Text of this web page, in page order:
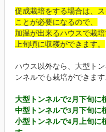
促成栽培をする場合は、
ことが必要になるので、
加温が出来るハウスで栽
上旬頃に収穫ができます。
ハウス以外なら、大型ト
ンネルでも栽培ができます
大型トンネルで2月下旬に
中型トンネルで3月下旬に
小型トンネルで4月上旬に